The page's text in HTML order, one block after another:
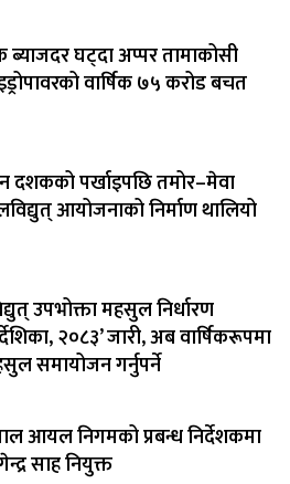
घट्दा अप्पर तामाकोसी
वार्षिक ७५ करोड बचत
दशकको पर्खाइपछि तमोर–मेवा
आयोजनाको निर्माण थालियो
उपभोक्ता महसुल निर्धारण
२०८३’ जारी, अब वार्षिकरूपमा
समायोजन गर्नुपर्ने
आयल निगमको प्रबन्ध निर्देशकमा
साह नियुक्त